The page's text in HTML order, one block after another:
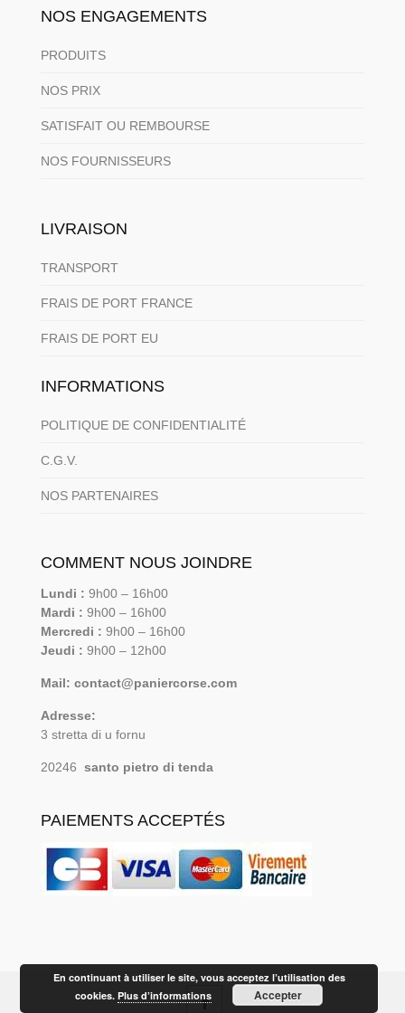
NOS ENGAGEMENTS
PRODUITS
NOS PRIX
SATISFAIT OU REMBOURSE
NOS FOURNISSEURS
LIVRAISON
TRANSPORT
FRAIS DE PORT FRANCE
FRAIS DE PORT EU
INFORMATIONS
POLITIQUE DE CONFIDENTIALITÉ
C.G.V.
NOS PARTENAIRES
COMMENT NOUS JOINDRE
Lundi : 9h00 – 16h00
Mardi : 9h00 – 16h00
Mercredi : 9h00 – 16h00
Jeudi : 9h00 – 12h00
Mail: contact@paniercorse.com
Adresse:
3 stretta di u fornu
20246 santo pietro di tenda
PAIEMENTS ACCEPTÉS
En continuant à utiliser le site, vous acceptez l’utilisation des
cookies.Plus d’informations Accepter